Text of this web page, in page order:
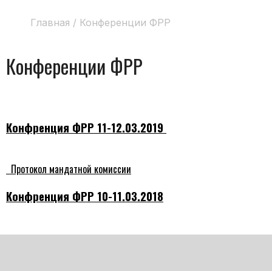
Главная / Конференции ФРР
Конференции ФРР
Конфренция ФРР 11-12.03.2019
Протокол мандатной комиссии
Конфренция ФРР 10-11.03.2018